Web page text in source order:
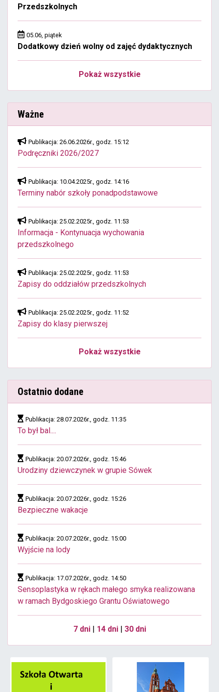
Przedszkolnych
05.06, piątek
Dodatkowy dzień wolny od zajęć dydaktycznych
Pokaż wszystkie
Ważne
Publikacja: 26.06.2026r., godz. 15:12
Podręczniki 2026/2027
Publikacja: 10.04.2025r., godz. 14:16
Terminy nabór szkoły ponadpodstawowe
Publikacja: 25.02.2025r., godz. 11:53
Informacja - Kontynuacja wychowania
przedszkolnego
Publikacja: 25.02.2025r., godz. 11:53
Zapisy do oddziałów przedszkolnych
Publikacja: 25.02.2025r., godz. 11:52
Zapisy do klasy pierwszej
Pokaż wszystkie
Ostatnio dodane
Publikacja: 28.07.2026r., godz. 11:35
To był bal....
Publikacja: 20.07.2026r., godz. 15:46
Urodziny dziewczynek w grupie Sówek
Publikacja: 20.07.2026r., godz. 15:26
Bezpieczne wakacje
Publikacja: 20.07.2026r., godz. 15:00
Wyjście na lody
Publikacja: 17.07.2026r., godz. 14:50
Sensoplastyka w rękach małego smyka realizowana
w ramach Bydgoskiego Grantu Oświatowego
7 dni| 14 dni| 30 dni